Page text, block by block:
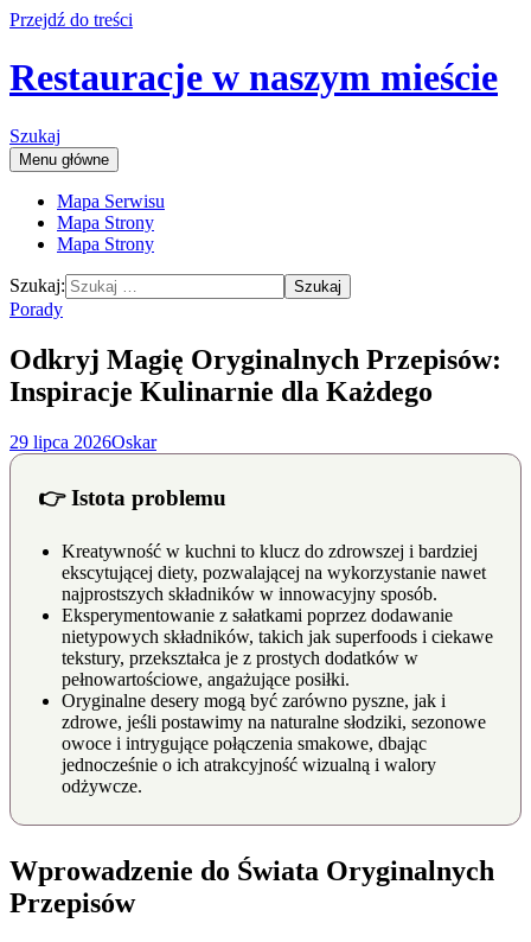
Przejdź do treści
Restauracje w naszym mieście
Szukaj
Menu główne
Mapa Serwisu
Mapa Strony
Mapa Strony
Szukaj:
Porady
Odkryj Magię Oryginalnych Przepisów:
Inspiracje Kulinarnie dla Każdego
29 lipca 2026Oskar
👉 Istota problemu
Kreatywność w kuchni to klucz do zdrowszej i bardziej
ekscytującej diety, pozwalającej na wykorzystanie nawet
najprostszych składników w innowacyjny sposób.
Eksperymentowanie z sałatkami poprzez dodawanie
nietypowych składników, takich jak superfoods i ciekawe
tekstury, przekształca je z prostych dodatków w
pełnowartościowe, angażujące posiłki.
Oryginalne desery mogą być zarówno pyszne, jak i
zdrowe, jeśli postawimy na naturalne słodziki, sezonowe
owoce i intrygujące połączenia smakowe, dbając
jednocześnie o ich atrakcyjność wizualną i walory
odżywcze.
Wprowadzenie do Świata Oryginalnych
Przepisów